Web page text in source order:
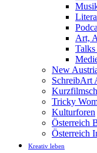
Art,
New
SchreibArt
Tricky
Kulturforen
Österreich
Österreich
Kreativ leben